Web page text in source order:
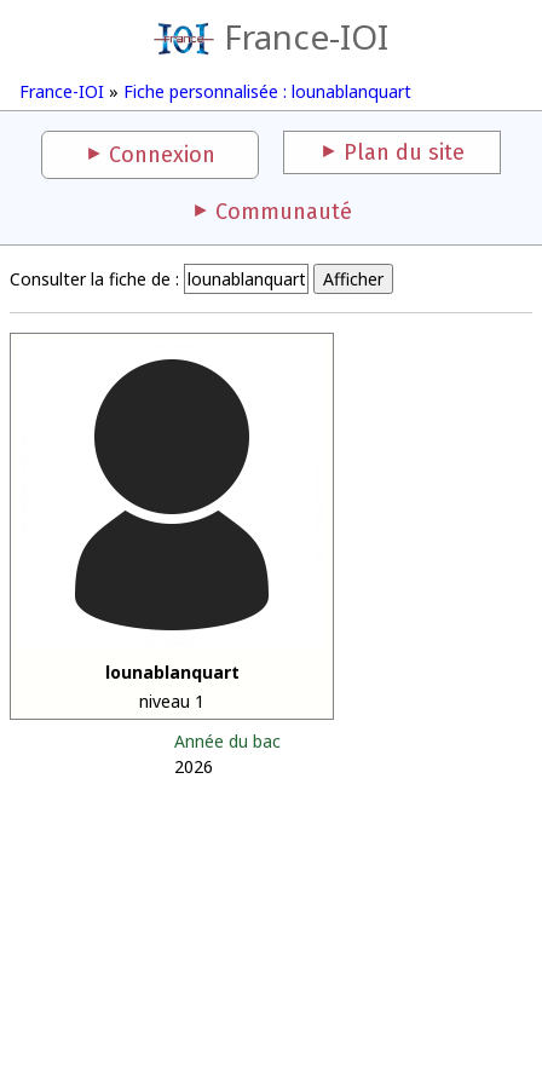
France-IOI
France-IOI » Fiche personnalisée : lounablanquart
Connexion Plan du site
Communauté
Consulter la fiche de :
lounablanquart
niveau 1
Année du bac
2026